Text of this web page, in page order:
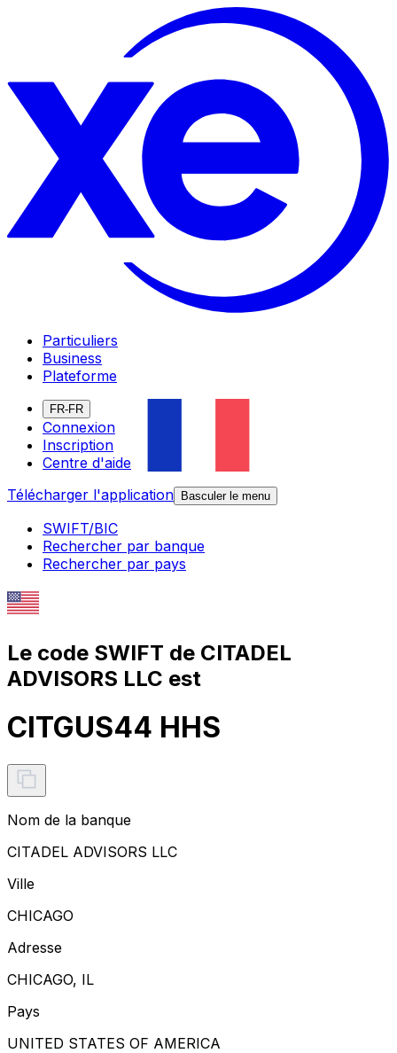
Particuliers
Business
Plateforme
FR-FR
Connexion
Inscription
Centre d'aide
Télécharger l'application
Basculer le menu
SWIFT/BIC
Rechercher par banque
Rechercher par pays
Le code SWIFT de CITADEL
ADVISORS LLC est
CITGUS44 HHS
Nom de la banque
CITADEL ADVISORS LLC
Ville
CHICAGO
Adresse
CHICAGO, IL
Pays
UNITED STATES OF AMERICA